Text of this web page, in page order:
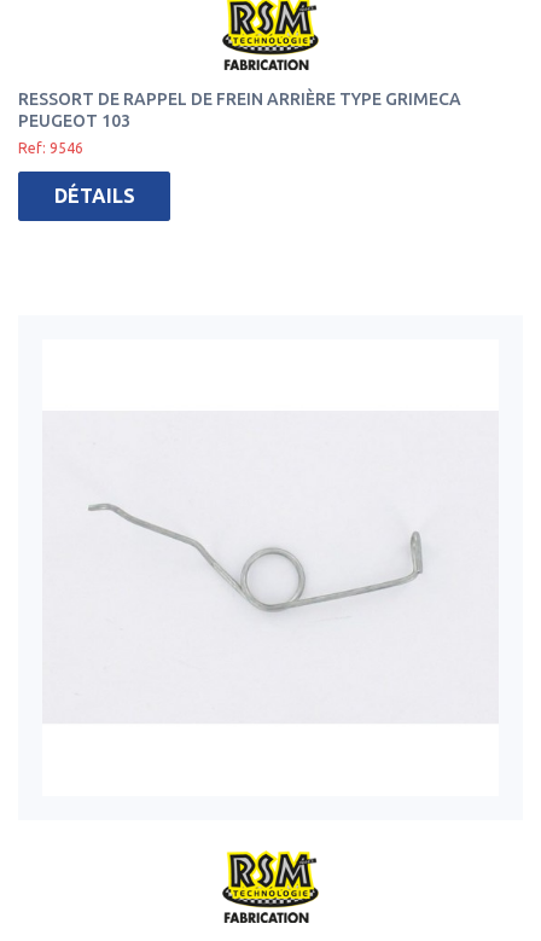
RESSORT DE RAPPEL DE FREIN ARRIÈRE TYPE GRIMECA
PEUGEOT 103
Ref: 9546
DÉTAILS